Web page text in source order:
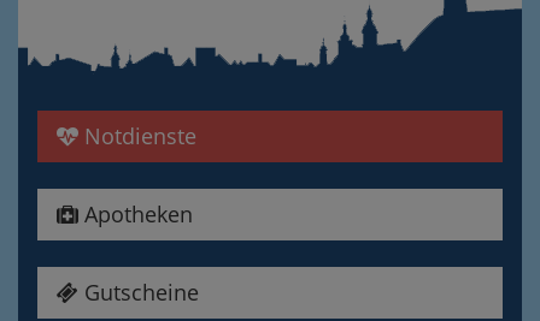
Notdienste
Apotheken
Gutscheine